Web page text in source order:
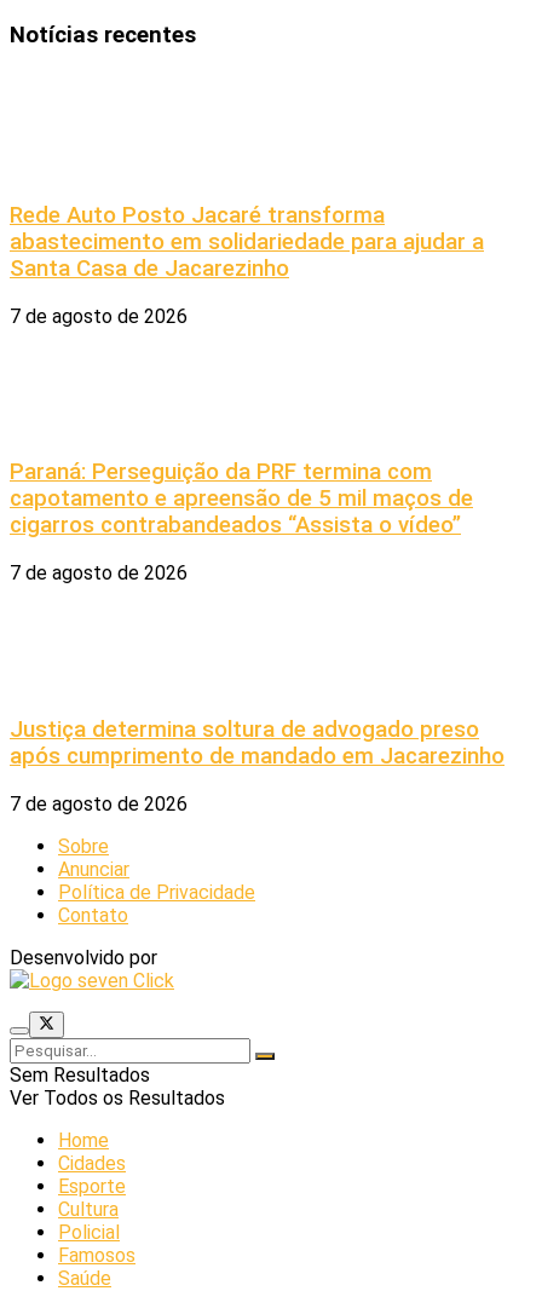
Notícias recentes
Rede Auto Posto Jacaré transforma
abastecimento em solidariedade para ajudar a
Santa Casa de Jacarezinho
7 de agosto de 2026
Paraná: Perseguição da PRF termina com
capotamento e apreensão de 5 mil maços de
cigarros contrabandeados “Assista o vídeo”
7 de agosto de 2026
Justiça determina soltura de advogado preso
após cumprimento de mandado em Jacarezinho
7 de agosto de 2026
Sobre
Anunciar
Política de Privacidade
Contato
Desenvolvido por
Sem Resultados
Ver Todos os Resultados
Home
Cidades
Esporte
Cultura
Policial
Famosos
Saúde